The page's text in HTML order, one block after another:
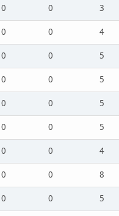
0 0
3
0 0
4
0 0
5
0 0
5
0 0
5
0 0
5
0 0
4
0 0
8
0 0
5